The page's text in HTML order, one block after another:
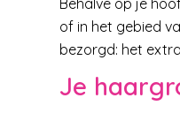
Behalve op je
of in het gebied
bezorgd: het
Je